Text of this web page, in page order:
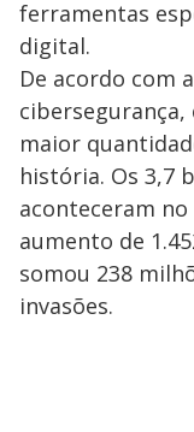
ferramentas
digital.
De acordo com
cibersegurança,
maior
história. Os 3,7
aconteceram
aumento de
somou 238
invasões.